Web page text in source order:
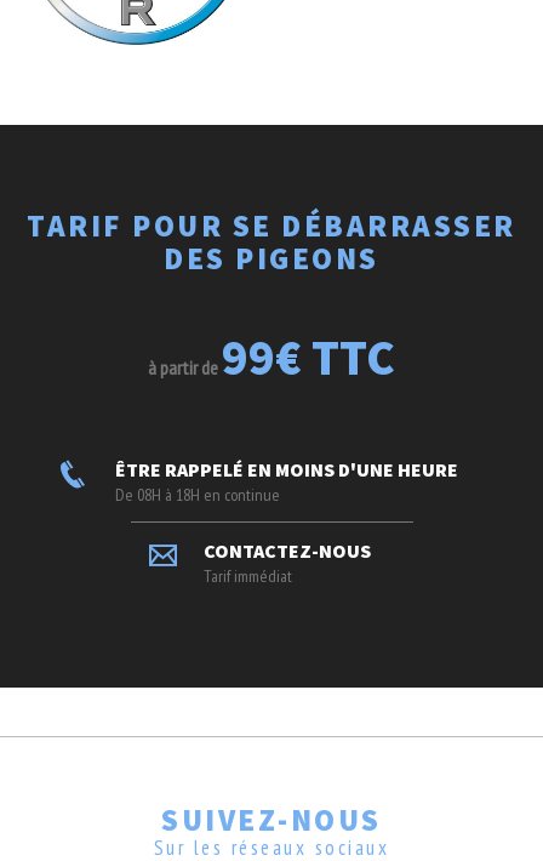
TARIF POUR SE DÉBARRASSER
DES PIGEONS
à partir de 99€ TTC
ÊTRE RAPPELÉ EN MOINS D'UNE HEURE
De 08H à 18H en continue
CONTACTEZ-NOUS
Tarif immédiat
SUIVEZ-NOUS
Sur les réseaux sociaux